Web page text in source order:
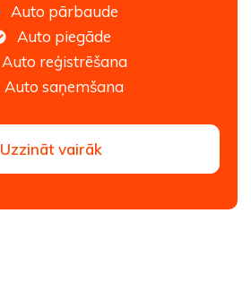
Auto pārbaude
Auto piegāde
Auto reģistrēšana
Auto saņemšana
Uzzināt vairāk